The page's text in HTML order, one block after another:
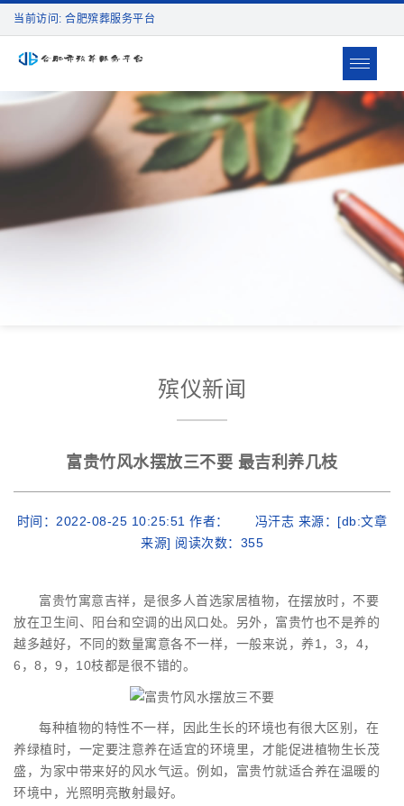
当前访问: 合肥殡葬服务平台
Toggle
殡仪新闻
富贵竹风水摆放三不要 最吉利养几枝
时间：2022-08-25 10:25:51 作者： 冯汗志 来源：[db:文章
来源] 阅读次数： 355
富贵竹寓意吉祥，是很多人首选家居植物，在摆放时，不要
放在卫生间、阳台和空调的出风口处。另外，富贵竹也不是养的
越多越好，不同的数量寓意各不一样，一般来说，养1，3，4，
6，8，9，10枝都是很不错的。
每种植物的特性不一样，因此生长的环境也有很大区别，在
养绿植时，一定要注意养在适宜的环境里，才能促进植物生长茂
盛，为家中带来好的风水气运。例如，富贵竹就适合养在温暖的
环境中，光照明亮散射最好。